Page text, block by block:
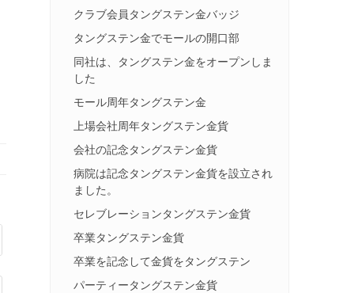
クラブ会員タングステン金バッジ
タングステン金でモールの開口部
同社は、タングステン金をオープンしま
した
モール周年タングステン金
上場会社周年タングステン金貨
会社の記念タングステン金貨
病院は記念タングステン金貨を設立され
ました。
セレブレーションタングステン金貨
卒業タングステン金貨
卒業を記念して金貨をタングステン
パーティータングステン金貨